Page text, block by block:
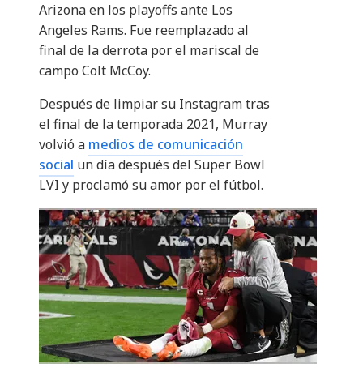
Arizona en los playoffs ante Los
Angeles Rams. Fue reemplazado al
final de la derrota por el mariscal de
campo Colt McCoy.
Después de limpiar su Instagram tras
el final de la temporada 2021, Murray
volvió a medios de comunicación
social un día después del Super Bowl
LVI y proclamó su amor por el fútbol.